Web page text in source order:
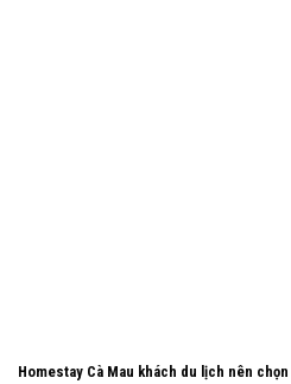
Homestay Cà Mau khách du lịch nên